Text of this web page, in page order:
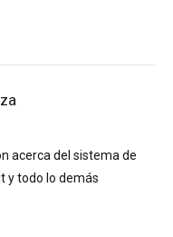
acerca del sistema de
y todo lo demás